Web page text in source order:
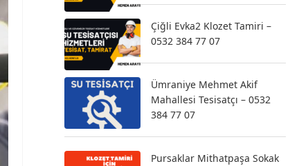
Çiğli Evka2 Klozet Tamiri –
0532 384 77 07
Ümraniye Mehmet Akif
Mahallesi Tesisatçı – 0532
384 77 07
Pursaklar Mithatpaşa Sokak